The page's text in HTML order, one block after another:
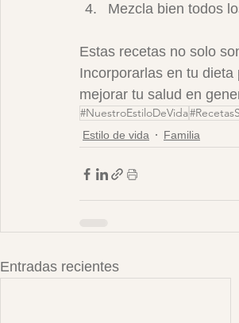
Mezcla bien todos
Estas recetas no solo
Incorporarlas en tu
mejorar tu salud en
#NuestroEstiloDeVida
Estilo de vida Familia
Entradas recientes